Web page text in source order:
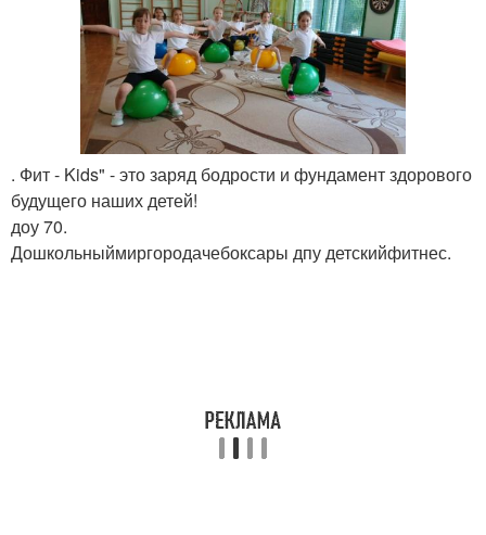
. Фит - Kids" - это заряд бодрости и фундамент здорового
будущего наших детей!
доу 70.
Дошкольныймиргородачебоксары дпу детскийфитнес.